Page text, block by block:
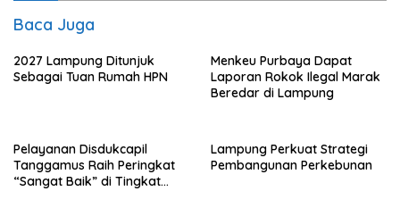
Baca Juga
2027 Lampung Ditunjuk
Sebagai Tuan Rumah HPN
Menkeu Purbaya Dapat
Laporan Rokok Ilegal Marak
Beredar di Lampung
Pelayanan Disdukcapil
Tanggamus Raih Peringkat
“Sangat Baik” di Tingkat
Lampung Perkuat Strategi
Pembangunan Perkebunan